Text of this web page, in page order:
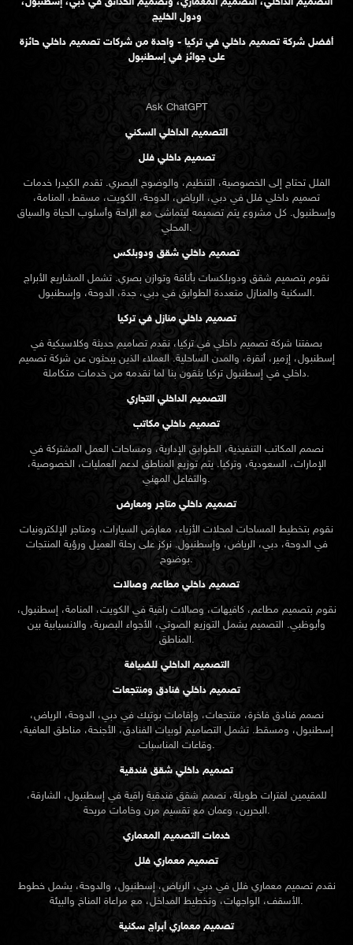
التصميم الداخلي، التصميم المعماري، وتصميم الحدائق في دبي، إسطنبول،
ودول الخليج
أفضل شركة تصميم داخلي في تركيا - واحدة من شركات تصميم داخلي حائزة
على جوائز في إسطنبول
Ask ChatGPT
التصميم الداخلي السكني
تصميم داخلي فلل
الفلل تحتاج إلى الخصوصية، التنظيم، والوضوح البصري. تقدم الكيدرا خدمات
تصميم داخلي فلل في دبي، الرياض، الدوحة، الكويت، مسقط، المنامة،
وإسطنبول. كل مشروع يتم تصميمه ليتماشى مع الراحة وأسلوب الحياة والسياق
المحلي.
تصميم داخلي شقق ودوبلكس
نقوم بتصميم شقق ودوبلكسات بأناقة وتوازن بصري. تشمل المشاريع الأبراج
السكنية والمنازل متعددة الطوابق في دبي، جدة، الدوحة، وإسطنبول.
تصميم داخلي منازل في تركيا
بصفتنا شركة تصميم داخلي في تركيا، نقدم تصاميم حديثة وكلاسيكية في
إسطنبول، إزمير، أنقرة، والمدن الساحلية. العملاء الذين يبحثون عن شركة تصميم
داخلي في إسطنبولتركيا يثقون بنا لما نقدمه من خدمات متكاملة.
التصميم الداخلي التجاري
تصميم داخلي مكاتب
نصمم المكاتب التنفيذية، الطوابق الإدارية، ومساحات العمل المشتركة في
الإمارات، السعودية، وتركيا. يتم توزيع المناطق لدعم العمليات، الخصوصية،
والتفاعل المهني.
تصميم داخلي متاجر ومعارض
نقوم بتخطيط المساحات لمحلات الأزياء، معارض السيارات، ومتاجر الإلكترونيات
في الدوحة، دبي، الرياض، وإسطنبول. نركز على رحلة العميل ورؤية المنتجات
بوضوح.
تصميم داخلي مطاعم وصالات
نقوم بتصميم مطاعم، كافيهات، وصالات راقية في الكويت، المنامة، إسطنبول،
وأبوظبي. التصميم يشمل التوزيع الصوتي، الأجواء البصرية، والانسيابية بين
المناطق.
التصميم الداخلي للضيافة
تصميم داخلي فنادق ومنتجعات
نصمم فنادق فاخرة، منتجعات، وإقامات بوتيك في دبي، الدوحة، الرياض،
إسطنبول، ومسقط. تشمل التصاميم لوبيات الفنادق، الأجنحة، مناطق العافية،
وقاعات المناسبات.
تصميم داخلي شقق فندقية
للمقيمين لفترات طويلة، نصمم شقق فندقية راقية في إسطنبول، الشارقة،
البحرين، وعمان مع تقسيم مرن وخامات مريحة.
خدمات التصميم المعماري
تصميم معماري فلل
نقدمتصميم معماري فلل في دبي، الرياض، إسطنبول، والدوحة، يشمل خطوط
الأسقف، الواجهات، وتخطيط المداخل، مع مراعاة المناخ والبيئة.
تصميم معماري أبراج سكنية